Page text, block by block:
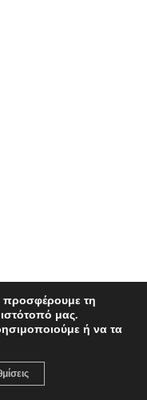
προσφέρουμε τη
μας.
ή να τα